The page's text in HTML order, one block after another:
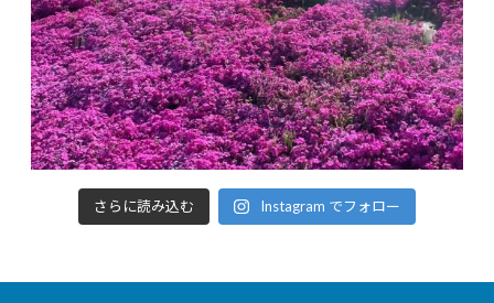
さらに読み込む Instagram でフォロー